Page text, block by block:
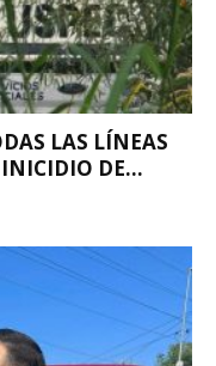
LAS LÍNEAS
DE...